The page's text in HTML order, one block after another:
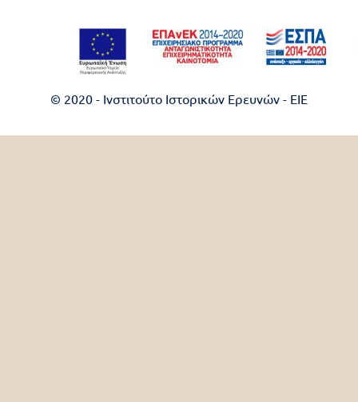
© 2020 - Ινστιτούτο Ιστορικών Ερευνών - EIE